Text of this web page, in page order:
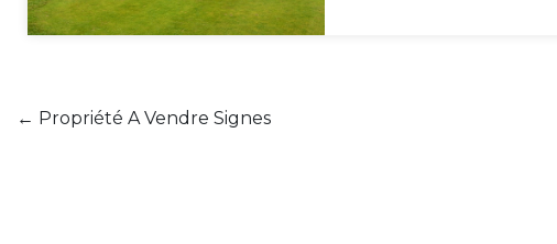
← Propriété A Vendre Signes